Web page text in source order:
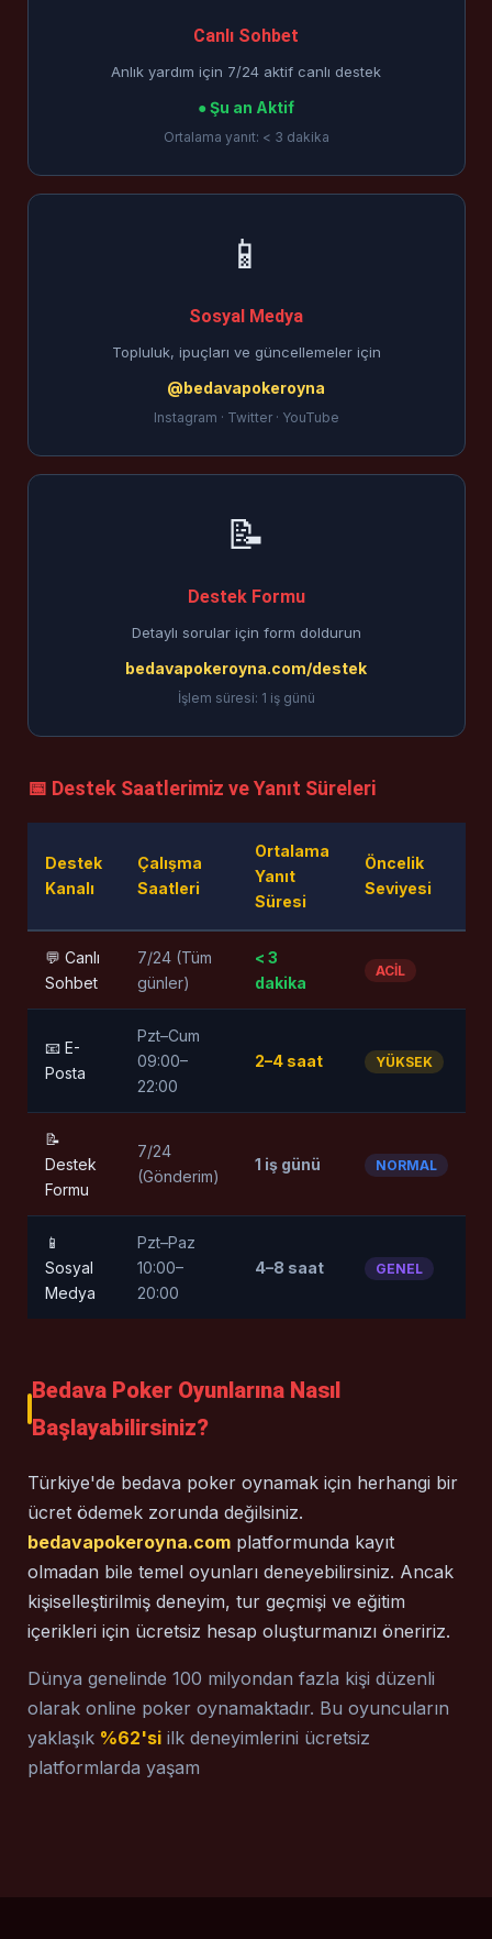
Canlı Sohbet
Anlık yardım için 7/24 aktif canlı destek
● Şu an Aktif
Ortalama yanıt: < 3 dakika
📱
Sosyal Medya
Topluluk, ipuçları ve güncellemeler için
@bedavapokeroyna
Instagram · Twitter · YouTube
📝
Destek Formu
Detaylı sorular için form doldurun
bedavapokeroyna.com/destek
İşlem süresi: 1 iş günü
📅 Destek Saatlerimiz ve Yanıt Süreleri
Destek
Kanalı
Çalışma
Saatleri
Ortalama
Yanıt
Süresi
Öncelik
Seviyesi
💬 Canlı
Sohbet
7/24 (Tüm
günler)
< 3
dakika
ACİL
📧 E-
Posta
Pzt–Cum
09:00–
22:00
2–4 saat YÜKSEK
📝
Destek
Formu
7/24
(Gönderim)
1 iş günü NORMAL
📱
Sosyal
Medya
Pzt–Paz
10:00–
20:00
4–8 saat GENEL
Bedava Poker Oyunlarına Nasıl
Başlayabilirsiniz?
Türkiye'de bedava poker oynamak için herhangi bir
ücret ödemek zorunda değilsiniz.
bedavapokeroyna.complatformunda kayıt
olmadan bile temel oyunları deneyebilirsiniz. Ancak
kişiselleştirilmiş deneyim, tur geçmişi ve eğitim
içerikleri için ücretsiz hesap oluşturmanızı öneririz.
Dünya genelinde 100 milyondan fazla kişi düzenli
olarak online poker oynamaktadır. Bu oyuncuların
yaklaşık %62'siilk deneyimlerini ücretsiz
platformlarda yaşam